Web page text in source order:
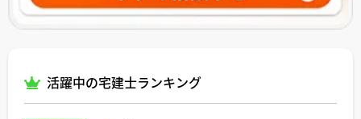
活躍中の宅建士ランキング